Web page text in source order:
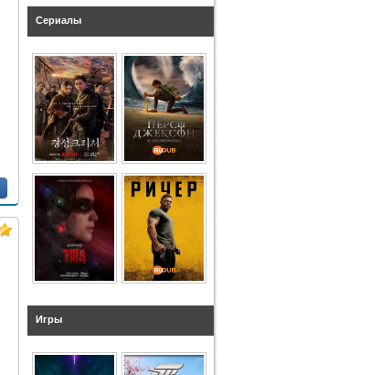
Сериалы
Игры